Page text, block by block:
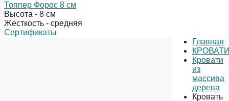
Топпер Форос 8 см
Высота - 8 см
Жесткость - средняя
Сертификаты
Главная
Кровати
из
массива
дерева
Кровать